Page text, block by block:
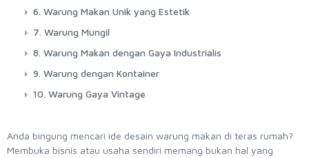
6. Warung Makan Unik yang Estetik
7. Warung Mungil
8. Warung Makan dengan Gaya Industrialis
9. Warung dengan Kontainer
10. Warung Gaya Vintage
Anda bingung mencari ide desain warung makan di teras rumah?
Membuka bisnis atau usaha sendiri memang bukan hal yang